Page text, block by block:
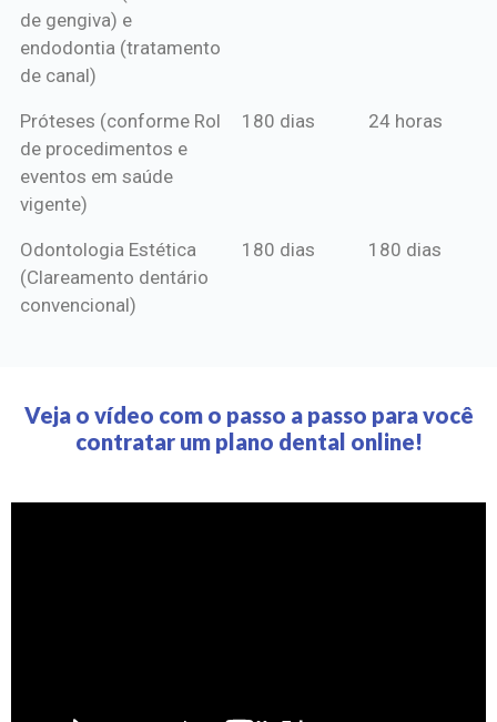
de gengiva) e
endodontia (tratamento
de canal)
Próteses (conforme Rol
de procedimentos e
eventos em saúde
vigente)
180 dias 24 horas
Odontologia Estética
(Clareamento dentário
convencional)
180 dias 180 dias
Veja o vídeo com o passo a passo para você
contratar um plano dental online!